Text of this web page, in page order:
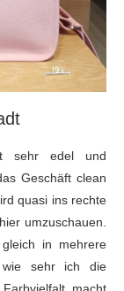
sehr edel und
Geschäft clean
quasi ins rechte
umzuschauen.
in mehrere
wie sehr ich die
macht